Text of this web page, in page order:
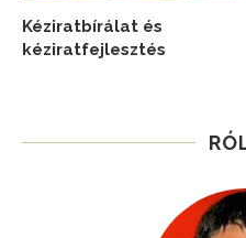
Kéziratbírálat és
kéziratfejlesztés